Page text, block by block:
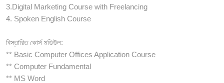
3.Digital Marketing Course with Freelancing
4. Spoken English Course
বিস্তারিত কোর্স মডিউল:
** Basic Computer Offices Application Course
** Computer Fundamental
** MS Word